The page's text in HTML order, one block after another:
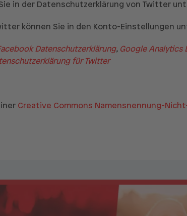
in der Datenschutzerklärung von Twitter
können Sie in den Konto-Einstellungen
Datenschutzerklärung, Google Analytics
für Twitter
Creative Commons Namensnennung-